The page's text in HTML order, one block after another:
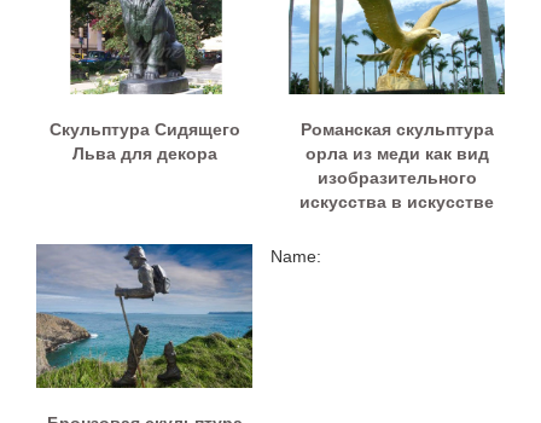
Скульптура Сидящего
Льва для декора
Романская скульптура
орла из меди как вид
изобразительного
искусства в искусстве
Name: